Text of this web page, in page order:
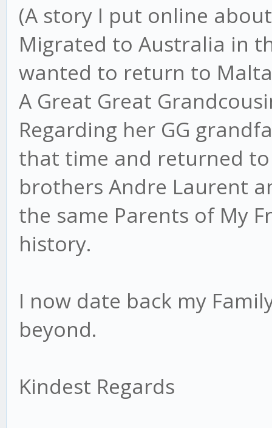
(A story I put online
Migrated to Australia in
wanted to return to
A Great Great
Regarding her GG
that time and returned
brothers Andre Laurent
the same Parents of My
history.
I now date back my
beyond.
Kindest Regards